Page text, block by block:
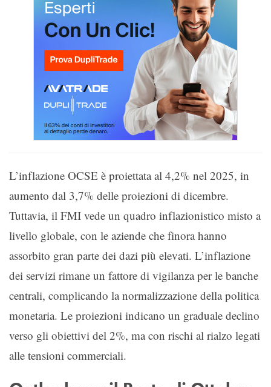
L’inflazione OCSE è proiettata al 4,2% nel 2025, in
aumento dal 3,7% delle proiezioni di dicembre.
Tuttavia, il FMI vede un quadro inflazionistico misto a
livello globale, con le aziende che finora hanno
assorbito gran parte dei dazi più elevati. L’inflazione
dei servizi rimane un fattore di vigilanza per le banche
centrali, complicando la normalizzazione della politica
monetaria. Le proiezioni indicano un graduale declino
verso gli obiettivi del 2%, ma con rischi al rialzo legati
alle tensioni commerciali.